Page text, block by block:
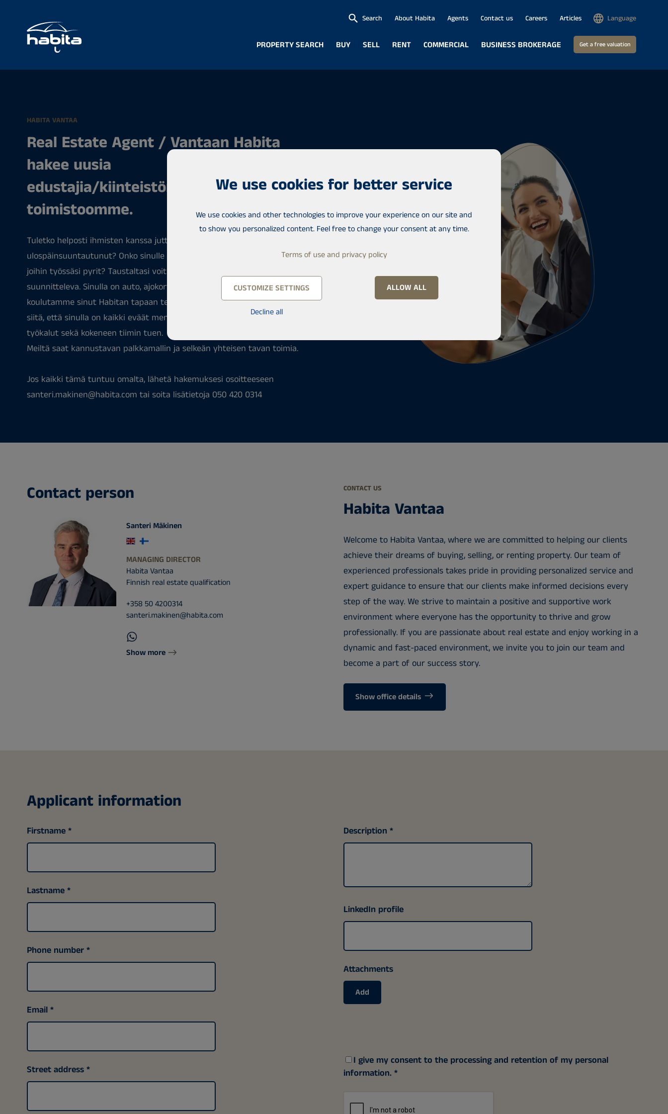
PROPERTY SEARCH BUY SELL RENT COMMERCIAL BUSINESS BROKERAGE Get a free valuation
Search About Habita Agents Contact us Careers Articles Language
HABITA VANTAA
Real Estate Agent / Vantaan Habita
hakee uusia
edustajia/kiinteistönvälittäjiä Tikkurilan
toimistoomme.
Tuletko helposti ihmisten kanssa juttuun? Oletko sosiaalinen ja
ulospäinsuuntautunut? Onko sinulle luontevaa asettaa itsellesi tavoitteita,
joihin työssäsi pyrit? Taustaltasi voit olla alan ammattilainen tai alan vaihtoa
suunnitteleva. Sinulla on auto, ajokortti ja sujuva suomenkielen taito. Me
koulutamme sinut Habitan tapaan tehdä kiinteistönvälitystä ja huolehdimme
siitä, että sinulla on kaikki eväät menestyä. Tarjoamme sinulle alan parhaat
työkalut sekä kokeneen tiimin tuen.
Meiltä saat kannustavan palkkamallin ja selkeän yhteisen tavan toimia.
Jos kaikki tämä tuntuu omalta, lähetä hakemuksesi osoitteeseen
santeri.makinen@habita.com tai soita lisätietoja 050 420 0314
Contact person
Santeri Mäkinen
MANAGING DIRECTOR
Habita Vantaa
Finnish real estate qualification
+358 50 4200314
santeri.makinen@habita.com
Show more
CONTACT US
Habita Vantaa
Welcome to Habita Vantaa, where we are committed to helping our clients
achieve their dreams of buying, selling, or renting property. Our team of
experienced professionals takes pride in providing personalized service and
expert guidance to ensure that our clients make informed decisions every
step of the way. We strive to maintain a positive and supportive work
environment where everyone has the opportunity to thrive and grow
professionally. If you are passionate about real estate and enjoy working in a
dynamic and fast-paced environment, we invite you to join our team and
become a part of our success story.
Show office details
Applicant information
Firstname
Lastname
Phone number
Email
Street address
Description
LinkedIn profile
Attachments
Add
I give my consent to the processing and retention of my personal
information.
We use cookies for better service
We use cookies and other technologies to improve your experience on our site and
to show you personalized content. Feel free to change your consent at any time.
Terms of use and privacy policy
CUSTOMIZE SETTINGS
Decline all
ALLOW ALL